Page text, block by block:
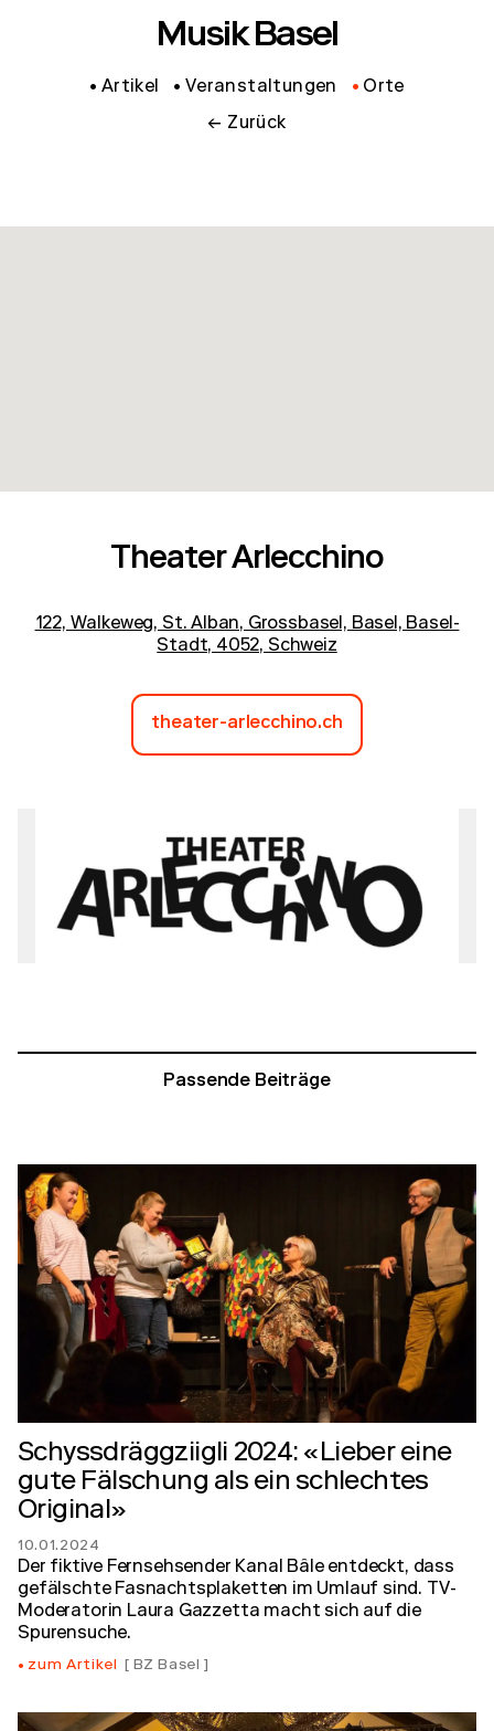
Musik Basel
Artikel Veranstaltungen Orte
← Zurück
Theater Arlecchino
122, Walkeweg, St. Alban, Grossbasel, Basel, Basel-
Stadt, 4052, Schweiz
theater-arlecchino.ch
Passende Beiträge
Schyssdräggziigli 2024: «Lieber eine
gute Fälschung als ein schlechtes
Original»
10.01.2024
Der fiktive Fernsehsender Kanal Bâle entdeckt, dass
gefälschte Fasnachtsplaketten im Umlauf sind. TV-
Moderatorin Laura Gazzetta macht sich auf die
Spurensuche.
zum Artikel BZ Basel